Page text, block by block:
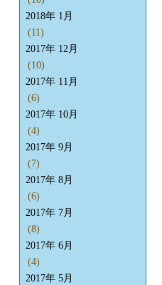
2018年 1月
(11)
2017年 12月
(10)
2017年 11月
(6)
2017年 10月
(4)
2017年 9月
(7)
2017年 8月
(6)
2017年 7月
(8)
2017年 6月
(4)
2017年 5月